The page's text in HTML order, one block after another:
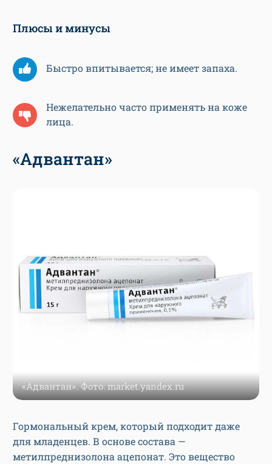
Плюсы и минусы
Быстро впитывается; не имеет запаха.
Нежелательно часто применять на коже
лица.
«Адвантан»
«Адвантан». Фото: market.yandex.ru
Гормональный крем, который подходит даже
для младенцев. В основе состава —
метилпреднизолона ацепонат. Это вещество